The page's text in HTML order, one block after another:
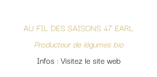
AU FIL DES SAISONS 47 EARL
Producteur de légumes bio
Infos : Visitez le site web